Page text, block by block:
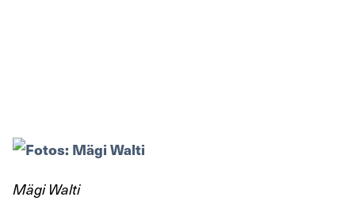
Mägi Walti